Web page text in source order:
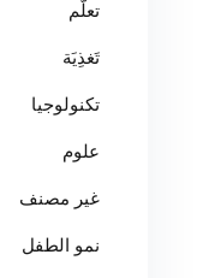
تعلُّم
تَغذِيَة
تكنولوجيا
علوم
غير مصنف
نمو الطفل